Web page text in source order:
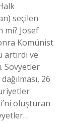
seçilen
mi? Josef
Komünist
ve
Sovyetler
26
oluşturan